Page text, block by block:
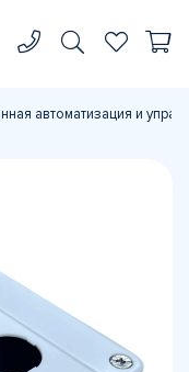
автоматизация и